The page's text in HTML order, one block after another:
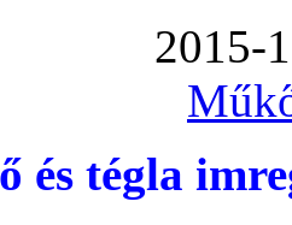
2015-
és tégla